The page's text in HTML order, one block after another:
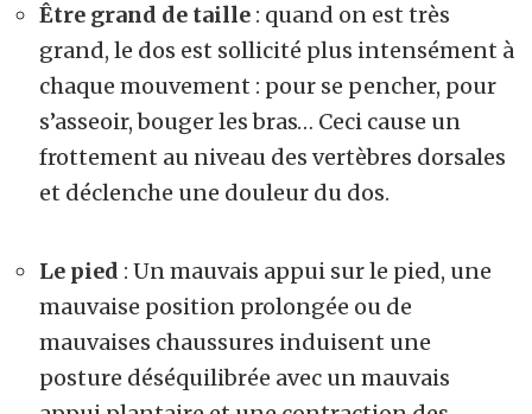
Être grand de taille : quand on est très
grand, le dos est sollicité plus intensément à
chaque mouvement : pour se pencher, pour
s’asseoir, bouger les bras… Ceci cause un
frottement au niveau des vertèbres dorsales
et déclenche une douleur du dos.
Le pied : Un mauvais appui sur le pied, une
mauvaise position prolongée ou de
mauvaises chaussures induisent une
posture déséquilibrée avec un mauvais